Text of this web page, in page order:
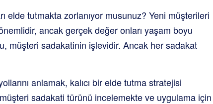
elde tutmakta zorlanıyor musunuz? Yeni müşterileri
ancak gerçek değer onları yaşam boyu
müşteri sadakatinin işlevidir. Ancak her sadakat
anlamak, kalıcı bir elde tutma stratejisi
sadakati türünü incelemekte ve uygulama için